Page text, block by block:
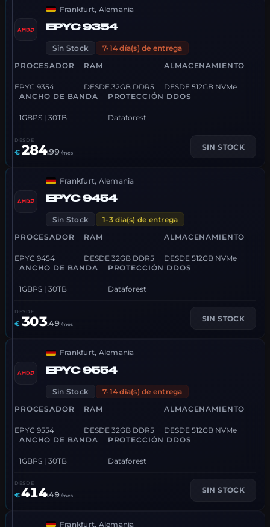
Frankfurt, Alemania
EPYC 9354
Sin Stock
7-14 día(s) de entrega
PROCESADOR
EPYC 9354
RAM
DESDE 32GB DDR5
ALMACENAMIENTO
DESDE 512GB NVMe
ANCHO DE BANDA
1GBPS | 30TB
PROTECCIÓN DDOS
Dataforest
DESDE
€ 284.99 /mes
SIN STOCK
Frankfurt, Alemania
EPYC 9454
Sin Stock
1-3 día(s) de entrega
PROCESADOR
EPYC 9454
RAM
DESDE 32GB DDR5
ALMACENAMIENTO
DESDE 512GB NVMe
ANCHO DE BANDA
1GBPS | 30TB
PROTECCIÓN DDOS
Dataforest
DESDE
€ 303.49 /mes
SIN STOCK
Frankfurt, Alemania
EPYC 9554
Sin Stock
7-14 día(s) de entrega
PROCESADOR
EPYC 9554
RAM
DESDE 32GB DDR5
ALMACENAMIENTO
DESDE 512GB NVMe
ANCHO DE BANDA
1GBPS | 30TB
PROTECCIÓN DDOS
Dataforest
DESDE
€414.49 /mes
SIN STOCK
Frankfurt, Alemania